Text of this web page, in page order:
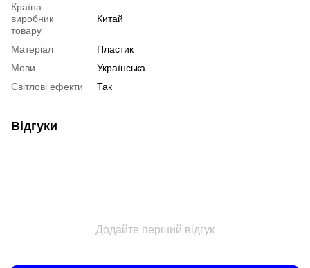
Країна-
виробник
товару
Китай
Матеріал
Пластик
Мови
Українська
Світлові ефекти
Так
Відгуки
Додайте перший відгук